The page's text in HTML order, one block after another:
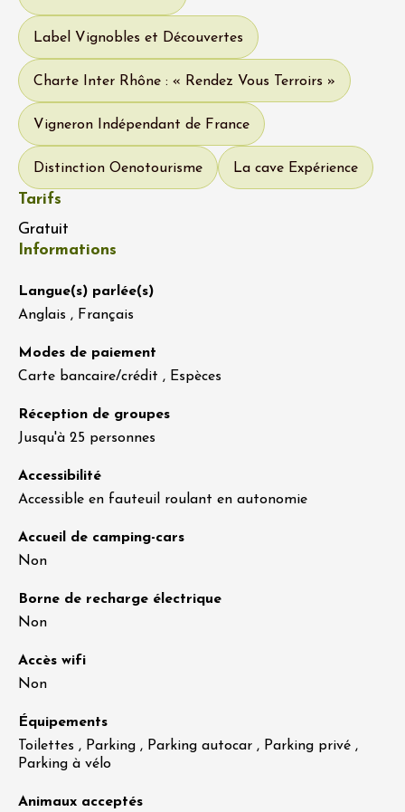
Label Vignobles et Découvertes
Charte Inter Rhône : « Rendez Vous Terroirs »
Vigneron Indépendant de France
Distinction Oenotourisme La cave Expérience
Tarifs
Gratuit
Informations
Langue(s) parlée(s)
Anglais , Français
Modes de paiement
Carte bancaire/crédit , Espèces
Réception de groupes
Jusqu'à 25 personnes
Accessibilité
Accessible en fauteuil roulant en autonomie
Accueil de camping-cars
Non
Borne de recharge électrique
Non
Accès wifi
Non
Équipements
Toilettes , Parking , Parking autocar , Parking privé ,
Parking à vélo
Animaux acceptés